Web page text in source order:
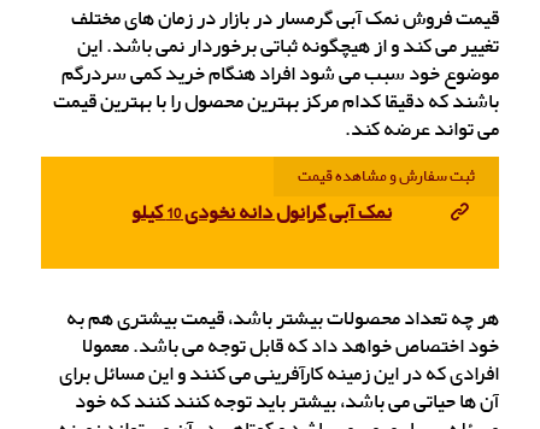
قیمت فروش نمک آبی گرمسار در بازار در زمان های مختلف
تغییر می کند و از هیچگونه ثباتی برخوردار نمی باشد. این
موضوع خود سبب می شود افراد هنگام خرید کمی سردرگم
باشند که دقیقا کدام مرکز بهترین محصول را با بهترین قیمت
می تواند عرضه کند.
ثبت سفارش و مشاهده قیمت
نمک آبی گرانول دانه نخودی 10 کیلو
هر چه تعداد محصولات بیشتر باشد، قیمت بیشتری هم به
خود اختصاص خواهد داد که قابل توجه می باشد. معمولا
افرادی که در این زمینه کارآفرینی می کنند و این مسائل برای
آن ها حیاتی می باشد، بیشتر باید توجه کنند کنند که خود